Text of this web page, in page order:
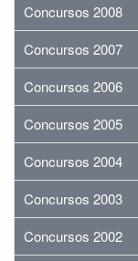
Concursos 2008
Concursos 2007
Concursos 2006
Concursos 2005
Concursos 2004
Concursos 2003
Concursos 2002